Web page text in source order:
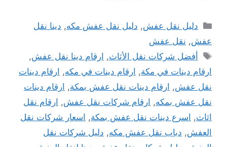
التصنيفات
دليل نقل عفش, دليل نقل عفش مكه, دينا نقل
عفش, نقل عفش
الوسوم
أفضل شركات نقل الأثاث, ارقام دينا نقل عفش,
ارقام دينات في مكة, ارقام دينات في مكه, ارقام دينات
نقل عفش, ارقام دينات نقل عفش بمكة, ارقام دينات
نقل عفش بمكه, ارقام شركات نقل عفش, ارقام نقل
اثاث, اسرع دينات نقل عفش بمكة, اسعار شركات نقل
العفش, دباب نقل عفش مكه, دليل شركات نقل